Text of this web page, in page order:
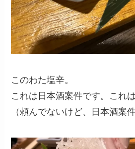
このわた塩辛。
これは日本酒案件です。これ
（頼んでないけど、日本酒案